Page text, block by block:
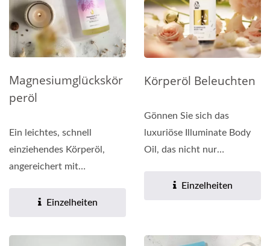
Magnesiumglückskör
Peröl
Ein leichtes, schnell
einziehendes Körperöl,
angereichert mit
Pflanzenextrakten...
Einzelheiten
Körperöl Beleuchten
Gönnen Sie sich das
luxuriöse Illuminate Body
Oil, das nicht nur
feuchtigkeitsspendende...
Einzelheiten